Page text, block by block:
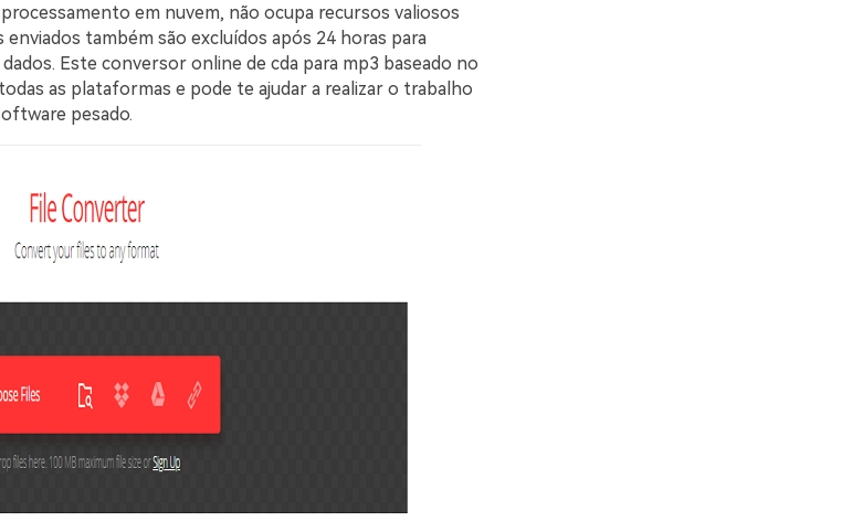
em nuvem, não ocupa recursos valiosos
enviados também são excluídos após 24 horas para
Este conversor online de cda para mp3 baseado no
as plataformas e pode te ajudar a realizar o trabalho
pesado.